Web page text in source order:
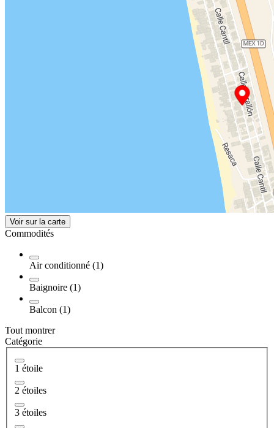
Voir sur la carte
Commodités
Air conditionné (1)
Baignoire (1)
Balcon (1)
Tout montrer
Catégorie
1 étoile
2 étoiles
3 étoiles